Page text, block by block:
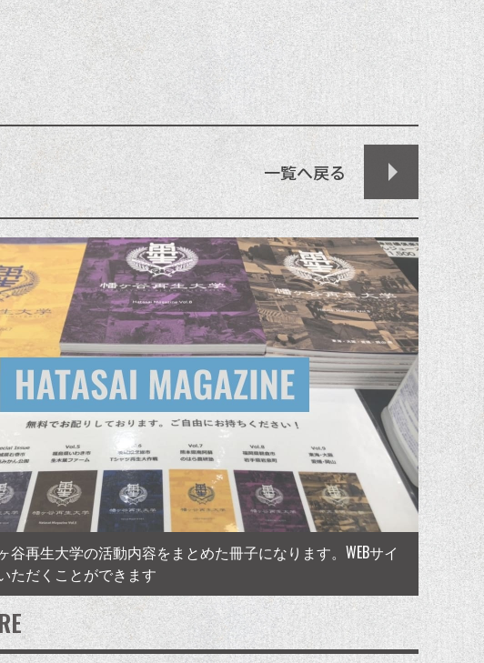
一覧へ戻る
谷再生大学の活動内容をまとめた冊子になります。WEBサイ
ただくことができます